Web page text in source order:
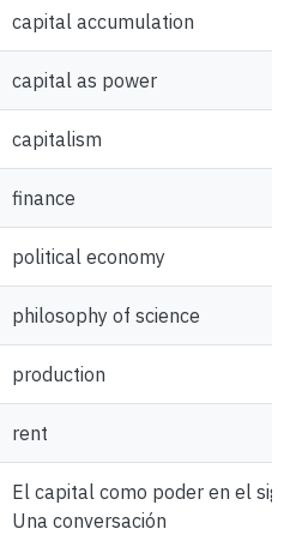
capital accumulation
capital as power
capitalism
finance
political economy
philosophy of science
production
rent
El capital como poder en el
Una conversación